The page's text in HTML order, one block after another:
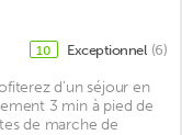
10 Exceptionnel (6)
d'un séjour en
3 min à pied de
de marche de